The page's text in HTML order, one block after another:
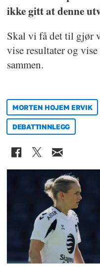
ikke gitt at denne
Skal vi få det til gjør
vise resultater og
sammen.
MORTEN HOJEM ERVIK
DEBATTINNLEGG